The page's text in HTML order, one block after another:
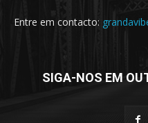
Entre em contacto:
SIGA-NOS EM